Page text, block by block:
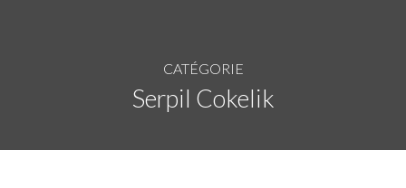
CATÉGORIE
Serpil Cokelik